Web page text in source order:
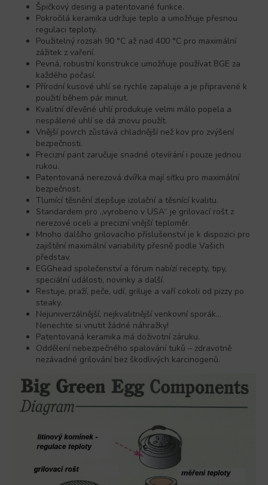
Špičkový desing a patentované funkce.
Pokročilá keramika udržuje teplo a umožňuje přesnou
regulaci teploty.
Použitelný rozsah 90 °C až nad 400 °C pro maximální
zážitek z vaření.
Pevná, robustní konstrukce umožňuje používat BGE za
každého počasí.
Přírodní kusové uhlí se rychle zapaluje a je připravené k
použití během pár minut.
Kvalitní dřevěné uhlí produkuje velmi málo popela a
nespálené uhlí se dá znovu použít.
Vnější povrch zůstává chladnější než kov pro zvýšení
bezpečnosti.
Precizní pant zaručuje snadné otevírání i pouze jednou
rukou.
Patentovaná nerezová dvířka mají síťku pro maximální
bezpečnost.
Tlumící těsnění zlepšuje izolační a těsnící kvalitu.
Standardem pro „vyrobeno v USA“ je grilovací rošt z
nerezové oceli a precizní vnější teploměr.
Mnoho dalšího grilovacího příslušenství je k dispozici pro
zajištění maximální variability přesně podle Vašich
představ.
EGGhead společenství a fórum nabízí recepty, tipy,
speciální události, novinky a další.
Restuje, praží, peče, udí, griluje a vaří cokoli od pizzy po
steaky.
Nejuniverzálnější, nejkvalitnější venkovní sporák…
Nenechte si vnutit žádné náhražky!
Patentovaná keramika má doživotní záruku.
Oddělení nebezpečného spalování tuků – zdravotně
nezávadné grilování bez škodlivých karcinogenů.